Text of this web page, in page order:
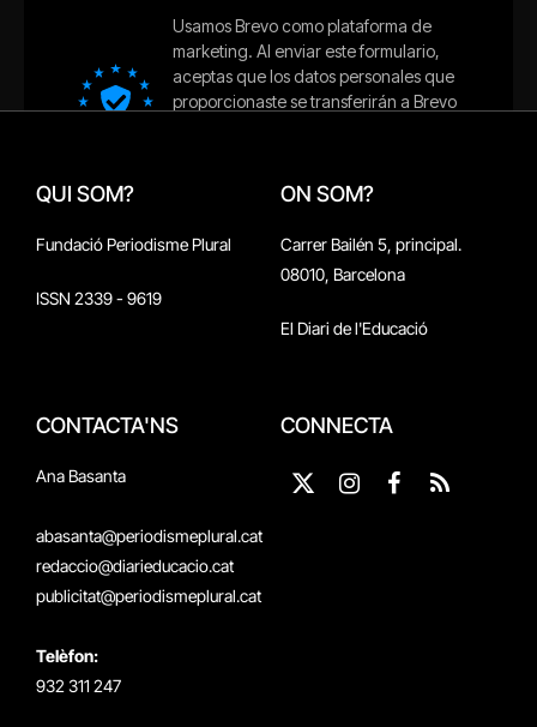
QUI SOM?
Fundació Periodisme Plural
ISSN 2339 - 9619
ON SOM?
Carrer Bailén 5, principal.
08010, Barcelona
El Diari de l'Educació
CONTACTA'NS
Ana Basanta
abasanta@periodismeplural.cat
redaccio@diarieducacio.cat
publicitat@periodismeplural.cat
Telèfon:
932 311 247
CONNECTA
X
Instagram
Facebook
RSS